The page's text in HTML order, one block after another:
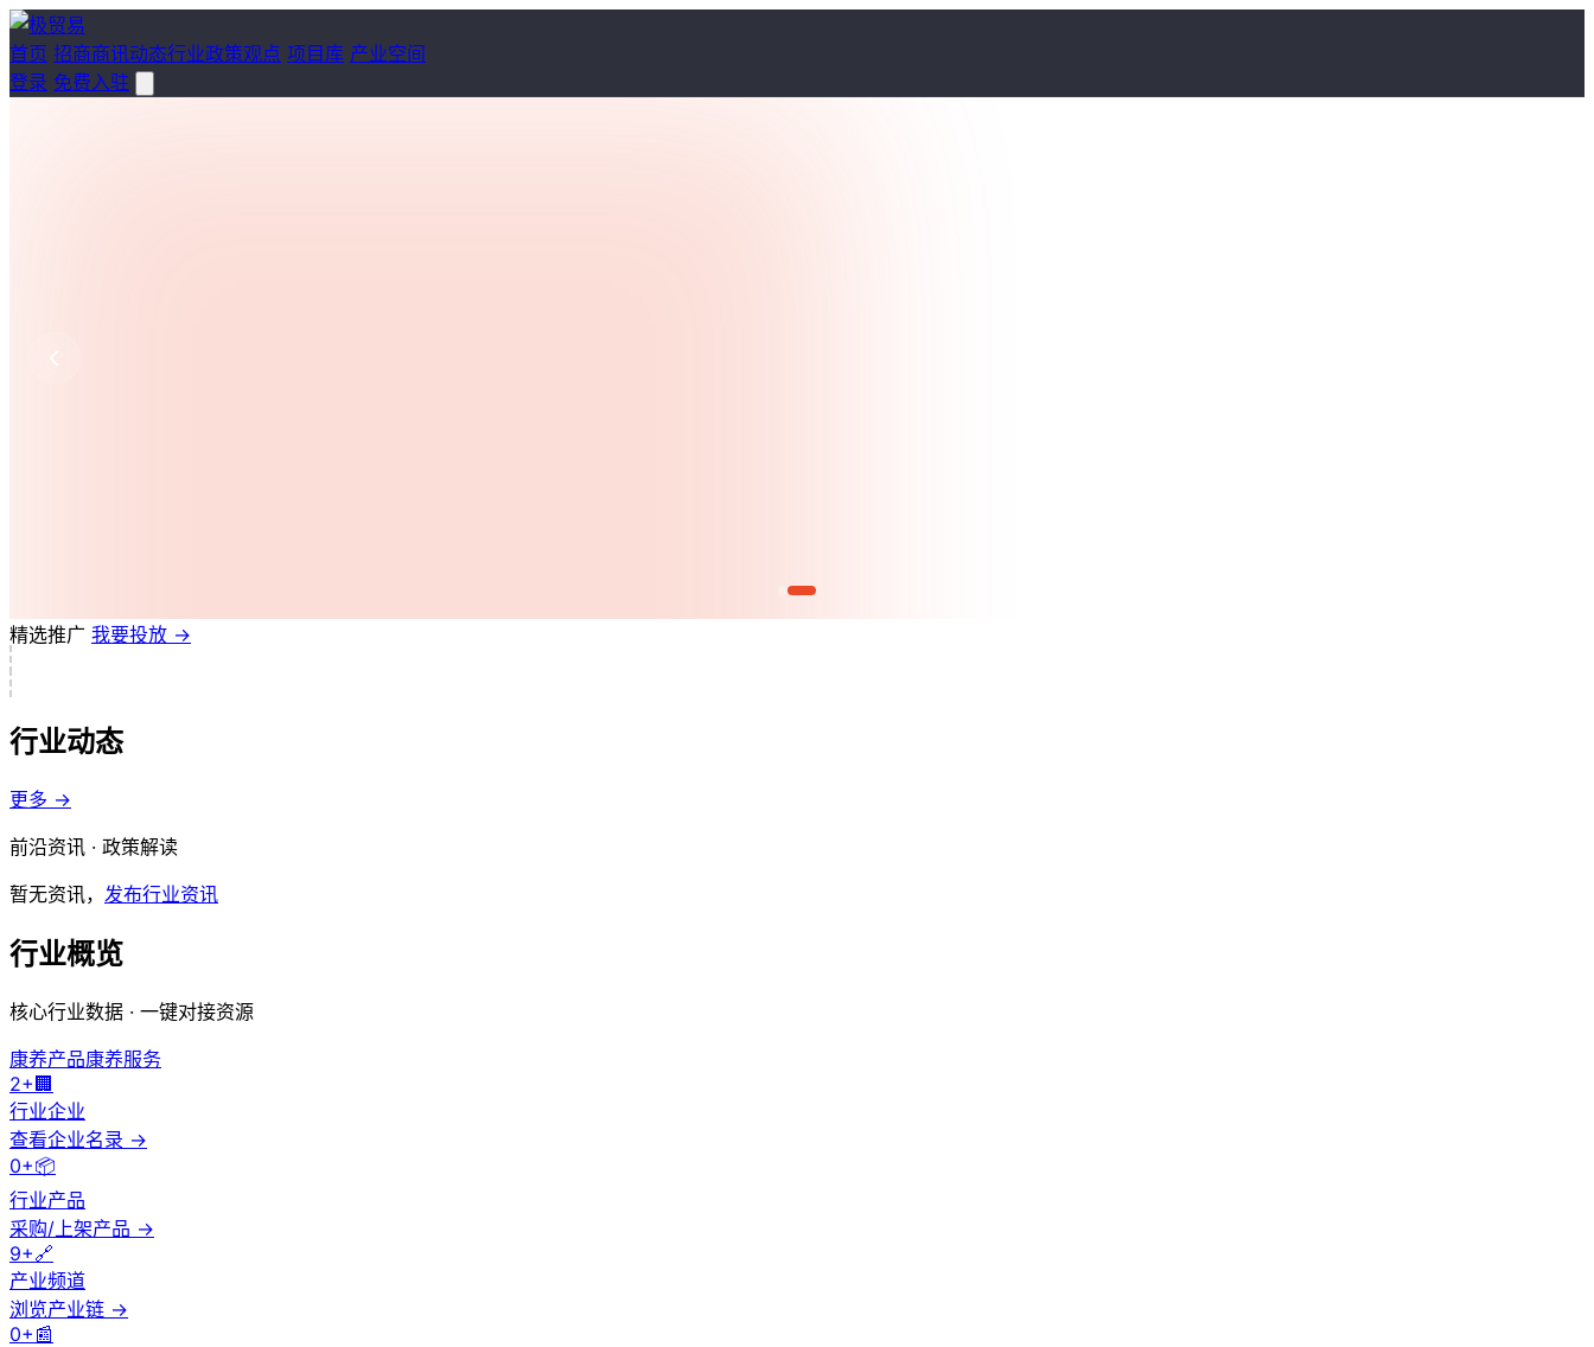
首页 招商商讯动态行业政策观点 项目库 产业空间
登录 免费入驻
精选推广 我要投放 →
行业动态
更多 →
前沿资讯 · 政策解读
暂无资讯， 发布行业资讯
行业概览
核心行业数据 · 一键对接资源
康养产品康养服务
2+🏢
行业企业
查看企业名录 →
0+📦
行业产品
采购/上架产品 →
9+🔗
产业频道
浏览产业链 →
0+ 📰